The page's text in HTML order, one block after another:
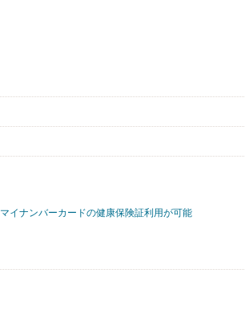
マイナンバーカードの健康保険証利用が可能